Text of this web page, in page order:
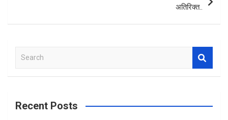
अतिरिक्त..
a
c
Recent Posts